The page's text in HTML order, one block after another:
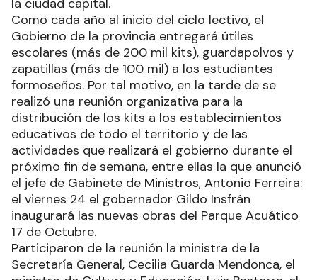
la ciudad capital.
Como cada año al inicio del ciclo lectivo, el
Gobierno de la provincia entregará útiles
escolares (más de 200 mil kits), guardapolvos y
zapatillas (más de 100 mil) a los estudiantes
formoseños. Por tal motivo, en la tarde de se
realizó una reunión organizativa para la
distribución de los kits a los establecimientos
educativos de todo el territorio y de las
actividades que realizará el gobierno durante el
próximo fin de semana, entre ellas la que anunció
el jefe de Gabinete de Ministros, Antonio Ferreira:
el viernes 24 el gobernador Gildo Insfrán
inaugurará las nuevas obras del Parque Acuático
17 de Octubre.
Participaron de la reunión la ministra de la
Secretaría General, Cecilia Guarda Mendonca, el